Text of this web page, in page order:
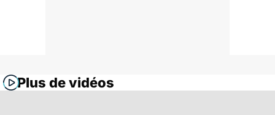
Plus de vidéos